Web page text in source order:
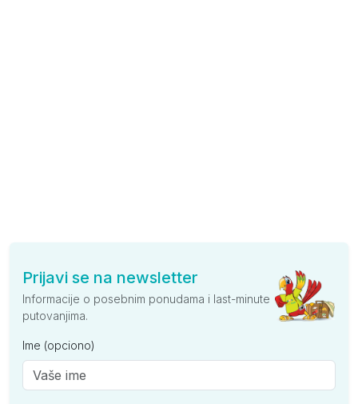
Prijavi se na newsletter
Informacije o posebnim ponudama i last-minute
putovanjima.
Ime (opciono)